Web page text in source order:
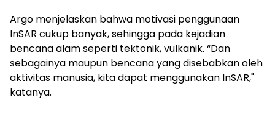
Argo menjelaskan bahwa motivasi penggunaan
InSAR cukup banyak, sehingga pada kejadian
bencana alam seperti tektonik, vulkanik. “Dan
sebagainya maupun bencana yang disebabkan oleh
aktivitas manusia, kita dapat menggunakan InSAR,"
katanya.